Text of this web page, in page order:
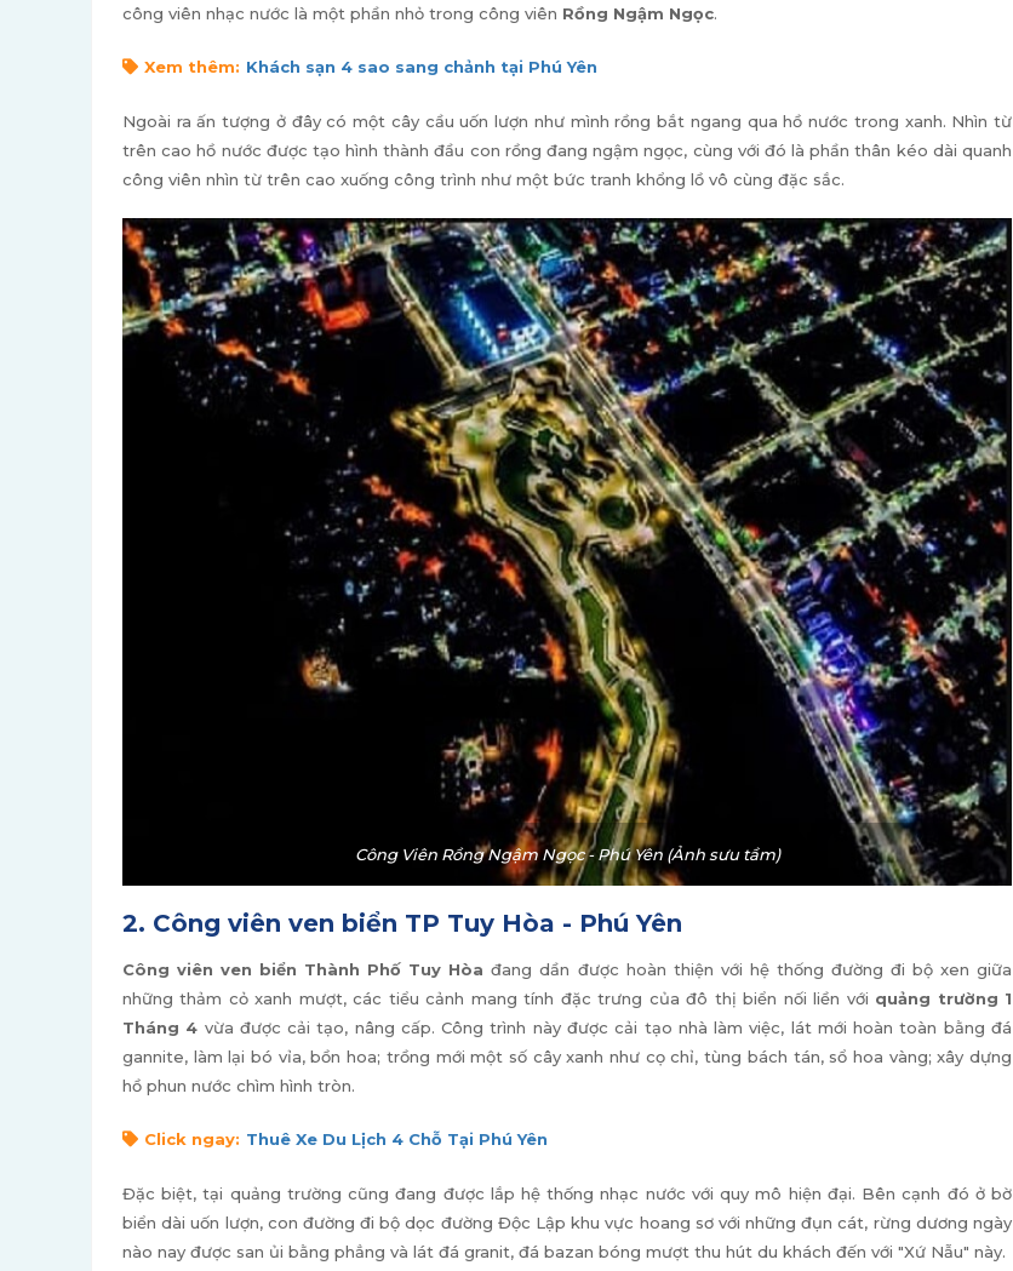
công viên nhạc nước là một phần nhỏ trong công viên Rồng Ngậm Ngọc.
Xem thêm: Khách sạn 4 sao sang chảnh tại Phú Yên
Ngoài ra ấn tượng ở đây có một cây cầu uốn lượn như mình rồng bắt ngang qua hồ nước trong xanh. Nhìn từ
trên cao hồ nước được tạo hình thành đầu con rồng đang ngậm ngọc, cùng với đó là phần thân kéo dài quanh
công viên nhìn từ trên cao xuống công trình như một bức tranh khổng lồ vô cùng đặc sắc.
Công Viên Rồng Ngậm Ngọc - Phú Yên (Ảnh sưu tầm)
2. Công viên ven biển TP Tuy Hòa - Phú Yên
Công viên ven biển Thành Phố Tuy Hòa đang dần được hoàn thiện với hệ thống đường đi bộ xen giữa
những thảm cỏ xanh mượt, các tiểu cảnh mang tính đặc trưng của đô thị biển nối liền với quảng trường 1
Tháng 4 vừa được cải tạo, nâng cấp. Công trình này được cải tạo nhà làm việc, lát mới hoàn toàn bằng đá
gannite, làm lại bó vỉa, bồn hoa; trồng mới một số cây xanh như cọ chỉ, tùng bách tán, sổ hoa vàng; xây dựng
hồ phun nước chìm hình tròn.
Click ngay: Thuê Xe Du Lịch 4 Chỗ Tại Phú Yên
Đặc biệt, tại quảng trường cũng đang được lắp hệ thống nhạc nước với quy mô hiện đại. Bên cạnh đó ở bờ
biển dài uốn lượn, con đường đi bộ dọc đường Độc Lập khu vực hoang sơ với những đụn cát, rừng dương ngày
nào nay được san ủi bằng phẳng và lát đá granit, đá bazan bóng mượt thu hút du khách đến với "Xứ Nẫu" này.